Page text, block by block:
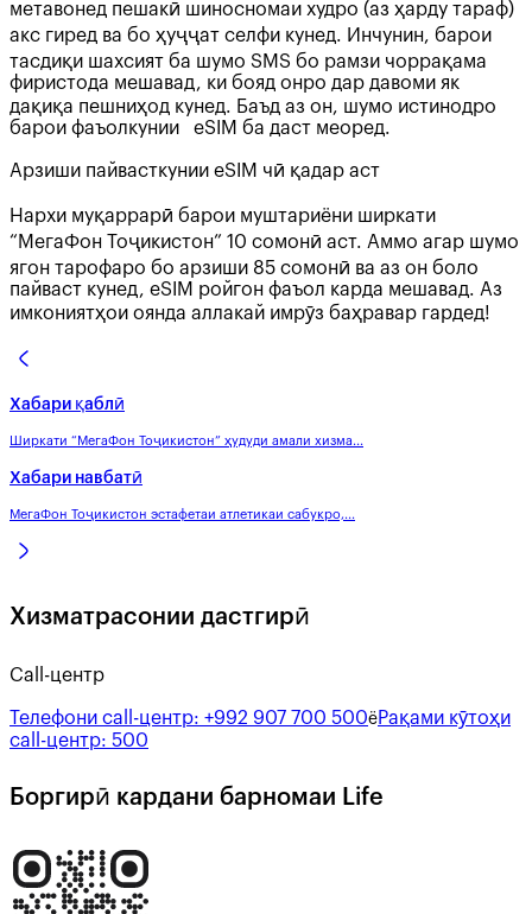
метавонед пешакӣ шиносномаи худро (аз ҳарду тараф)
акс гиред ва бо ҳуҷҷат селфи кунед. Инчунин, барои
тасдиқи шахсият ба шумо SMS бо рамзи чоррақама
фиристода мешавад, ки бояд онро дар давоми як
дақиқа пешниҳод кунед. Баъд аз он, шумо истинодро
барои фаъолкунии eSIM ба даст меоред.
Арзиши пайвасткунии eSIM чӣ қадар аст
Нархи муқаррарӣ барои муштариёни ширкати
“МегаФон Тоҷикистон” 10 сомонӣ аст. Аммо агар шумо
ягон тарофаро бо арзиши 85 сомонӣ ва аз он боло
пайваст кунед, eSIM ройгон фаъол карда мешавад. Аз
имкониятҳои оянда аллакай имрӯз баҳравар гардед!
Хабари қаблӣ
Ширкати “МегаФон Тоҷикистон” ҳудуди амали хизма...
Хабари навбатӣ
МегаФон Тоҷикистон эстафетаи атлетикаи сабукро,...
Хизматрасонии дастгирӣ
Call-центр
Телефони call-центр: +992 907 700 500ёРақами кӯтоҳи
call-центр: 500
Боргирӣ кардани барномаи Life